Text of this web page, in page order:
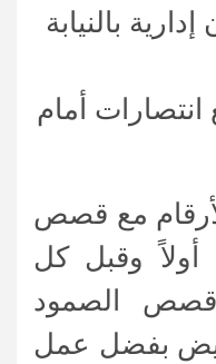
بالنيابة
أمام
مع قصص
وقبل كل
الصمود
بفضل عمل